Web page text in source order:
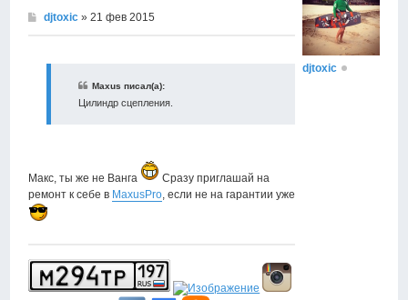
djtoxic » 21 фев 2015
Maxus писал(а):
Цилиндр сцепления.
Макс, ты же не Ванга
Сразу приглашай на
ремонт к себе в MaxusPro, если не на гарантии уже
djtoxic